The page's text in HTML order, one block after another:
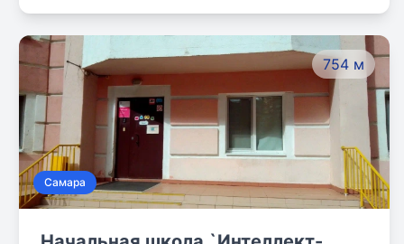
754 м
Самара